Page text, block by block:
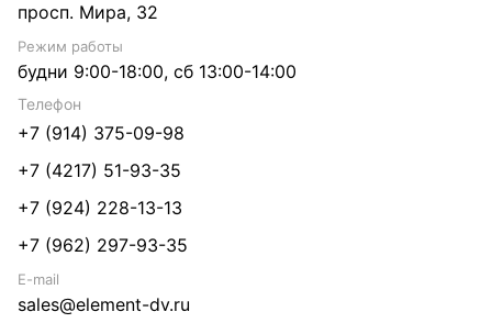
просп. Мира, 32
Режим работы
будни 9:00-18:00, сб 13:00-14:00
Телефон
+7 (914) 375-09-98
+7 (4217) 51-93-35
+7 (924) 228-13-13
+7 (962) 297-93-35
E-mail
sales@element-dv.ru